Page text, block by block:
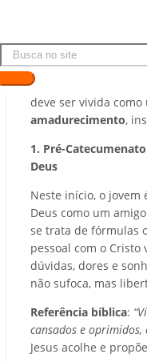
Um Caminho de
A Catequese da
deve ser vivida como
amadurecimento,
1. Pré-
Deus
Neste início, o jovem
Deus como um
se trata de fórmulas
pessoal com o Cristo
dúvidas, dores e
não sufoca, mas
Referência bíblica:
cansados e oprimidos,
Jesus acolhe e